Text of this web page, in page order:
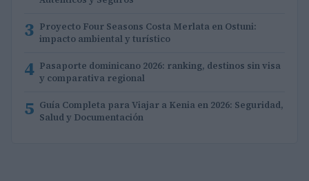
3 Proyecto Four Seasons Costa Merlata en Ostuni:
impacto ambiental y turístico
4 Pasaporte dominicano 2026: ranking, destinos sin visa
y comparativa regional
5 Guía Completa para Viajar a Kenia en 2026: Seguridad,
Salud y Documentación